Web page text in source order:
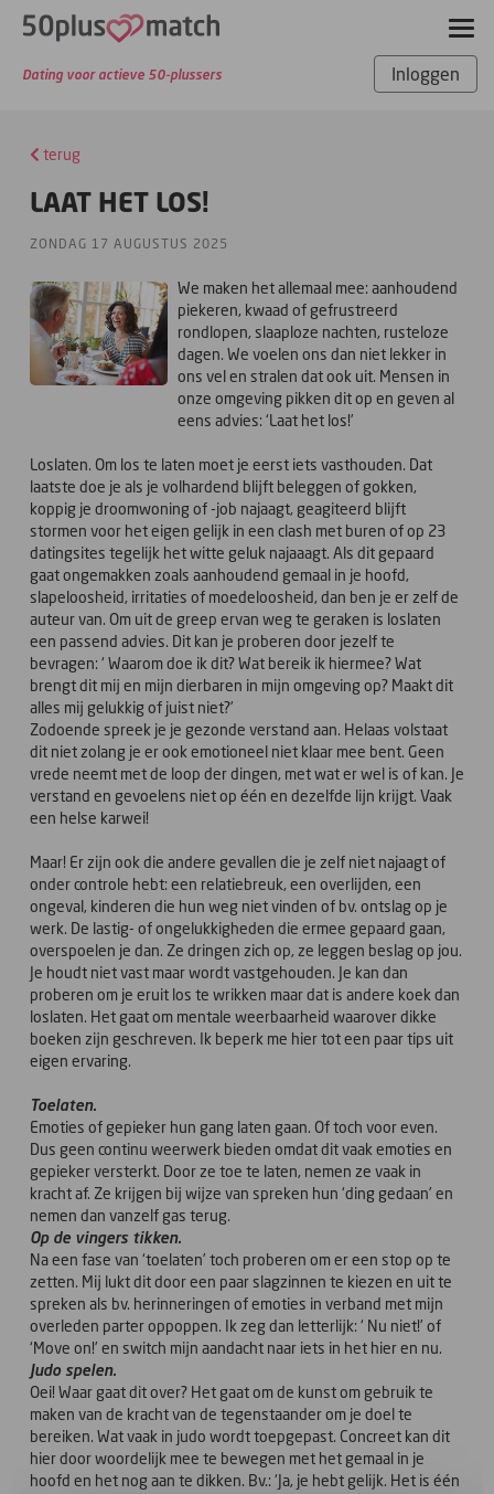
Dating voor actieve 50-plussers Inloggen
terug
LAAT HET LOS!
ZONDAG 17 AUGUSTUS 2025
We maken het allemaal mee: aanhoudend
piekeren, kwaad of gefrustreerd
rondlopen, slaaploze nachten, rusteloze
dagen. We voelen ons dan niet lekker in
ons vel en stralen dat ook uit. Mensen in
onze omgeving pikken dit op en geven al
eens advies: ‘Laat het los!’
Loslaten. Om los te laten moet je eerst iets vasthouden. Dat
laatste doe je als je volhardend blijft beleggen of gokken,
koppig je droomwoning of -job najaagt, geagiteerd blijft
stormen voor het eigen gelijk in een clash met buren of op 23
datingsites tegelijk het witte geluk najaaagt. Als dit gepaard
gaat ongemakken zoals aanhoudend gemaal in je hoofd,
slapeloosheid, irritaties of moedeloosheid, dan ben je er zelf de
auteur van. Om uit de greep ervan weg te geraken is loslaten
een passend advies. Dit kan je proberen door jezelf te
bevragen: ‘ Waarom doe ik dit? Wat bereik ik hiermee? Wat
brengt dit mij en mijn dierbaren in mijn omgeving op? Maakt dit
alles mij gelukkig of juist niet?’
Zodoende spreek je je gezonde verstand aan. Helaas volstaat
dit niet zolang je er ook emotioneel niet klaar mee bent. Geen
vrede neemt met de loop der dingen, met wat er wel is of kan. Je
verstand en gevoelens niet op één en dezelfde lijn krijgt. Vaak
een helse karwei!
Maar! Er zijn ook die andere gevallen die je zelf niet najaagt of
onder controle hebt: een relatiebreuk, een overlijden, een
ongeval, kinderen die hun weg niet vinden of bv. ontslag op je
werk. De lastig- of ongelukkigheden die ermee gepaard gaan,
overspoelen je dan. Ze dringen zich op, ze leggen beslag op jou.
Je houdt niet vast maar wordt vastgehouden. Je kan dan
proberen om je eruit los te wrikken maar dat is andere koek dan
loslaten. Het gaat om mentale weerbaarheid waarover dikke
boeken zijn geschreven. Ik beperk me hier tot een paar tips uit
eigen ervaring.
Toelaten.
Emoties of gepieker hun gang laten gaan. Of toch voor even.
Dus geen continu weerwerk bieden omdat dit vaak emoties en
gepieker versterkt. Door ze toe te laten, nemen ze vaak in
kracht af. Ze krijgen bij wijze van spreken hun ‘ding gedaan’ en
nemen dan vanzelf gas terug.
Op de vingers tikken.
Na een fase van ‘toelaten’ toch proberen om er een stop op te
zetten. Mij lukt dit door een paar slagzinnen te kiezen en uit te
spreken als bv. herinneringen of emoties in verband met mijn
overleden parter oppoppen. Ik zeg dan letterlijk: ‘ Nu niet!’ of
‘Move on!’ en switch mijn aandacht naar iets in het hier en nu.
Judo spelen.
Oei! Waar gaat dit over? Het gaat om de kunst om gebruik te
maken van de kracht van de tegenstaander om je doel te
bereiken. Wat vaak in judo wordt toepgepast. Concreet kan dit
hier door woordelijk mee te bewegen met het gemaal in je
hoofd en het nog aan te dikken. Bv.: ‘Ja, je hebt gelijk. Het is één